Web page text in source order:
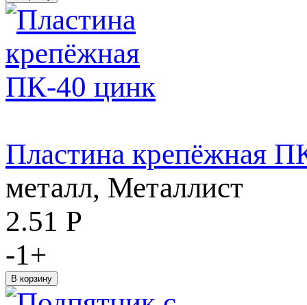
Пластина крепёжная
металл, Металлист
2.51 Р
-1+